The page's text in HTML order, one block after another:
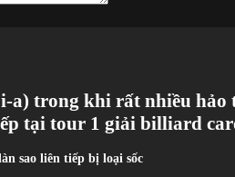
a) trong khi rất nhiều
tại tour 1 giải billiard
sao liên tiếp bị loại sốc